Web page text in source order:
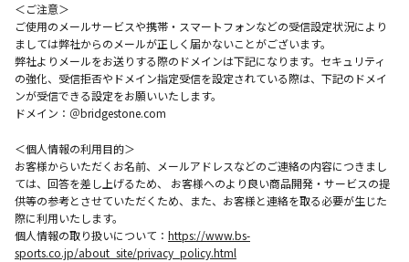
＜ご注意＞
ご使用のメールサービスや携帯・スマートフォンなどの受信設定状況により
ましては弊社からのメールが正しく届かないことがございます。
弊社よりメールをお送りする際のドメインは下記になります。セキュリティ
の強化、受信拒否やドメイン指定受信を設定されている際は、下記のドメイ
ンが受信できる設定をお願いいたします。
ドメイン：＠bridgestone.com
＜個人情報の利用目的＞
お客様からいただくお名前、メールアドレスなどのご連絡の内容につきまし
ては、回答を差し上げるため、 お客様へのより良い商品開発・サービスの提
供等の参考とさせていただくため、また、お客様と連絡を取る必要が生じた
際に利用いたします。
個人情報の取り扱いについて： https://www.bs-
sports.co.jp/about_site/privacy_policy.html